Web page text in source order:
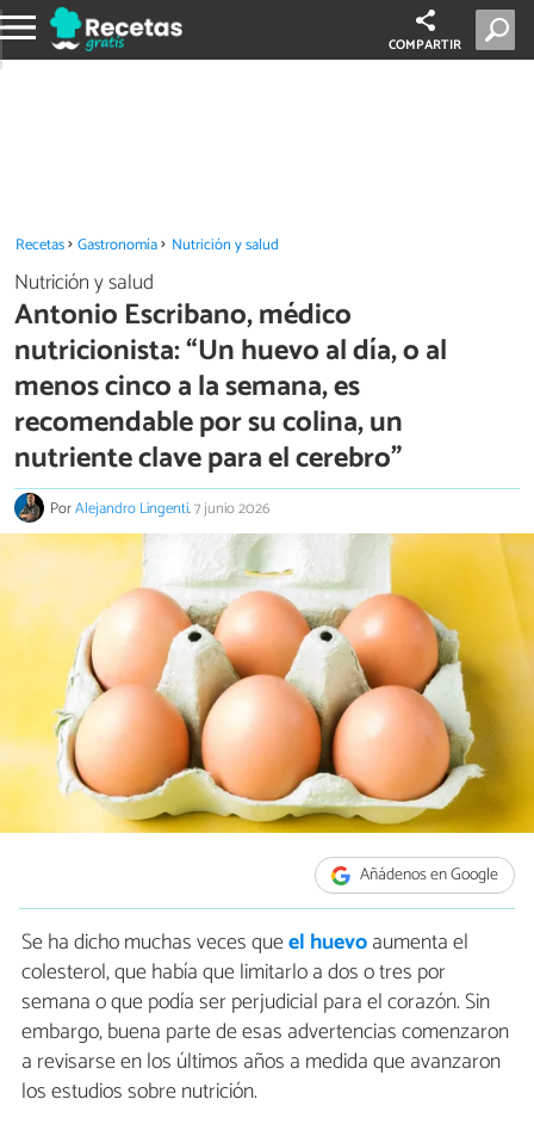
COMPARTIR
Recetas Gastronomía Nutrición y salud
Nutrición y salud
Antonio Escribano, médico
nutricionista: “Un huevo al día, o al
menos cinco a la semana, es
recomendable por su colina, un
nutriente clave para el cerebro”
PorAlejandro Lingenti.7 junio 2026
Añádenos en Google
Se ha dicho muchas veces queel huevoaumenta el
colesterol, que había que limitarlo a dos o tres por
semana o que podía ser perjudicial para el corazón. Sin
embargo, buena parte de esas advertencias comenzaron
a revisarse en los últimos años a medida que avanzaron
los estudios sobre nutrición.